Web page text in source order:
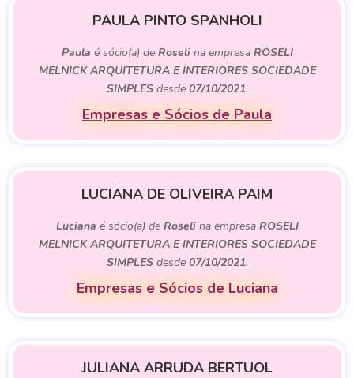
PAULA PINTO SPANHOLI
Paula é sócio(a) de Roselina empresa ROSELI
MELNICK ARQUITETURA E INTERIORES SOCIEDADE
SIMPLESdesde 07/10/2021.
Empresas e Sócios de Paula
LUCIANA DE OLIVEIRA PAIM
Luciana é sócio(a) de Roselina empresa ROSELI
MELNICK ARQUITETURA E INTERIORES SOCIEDADE
SIMPLESdesde 07/10/2021.
Empresas e Sócios de Luciana
JULIANA ARRUDA BERTUOL